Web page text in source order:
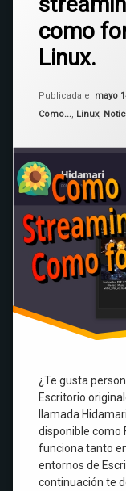
como
Linux.
Publicada el mayo
Categorías:
Como..., Linux,
¿Te gusta
Escritorio
llamada
disponible como
funciona tanto
entornos de
continuación te
Hidamari
videos
Como
colocar
un
video,
página
Web
Escritorio
en
Linux.